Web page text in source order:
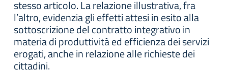
stesso articolo. La relazione illustrativa, fra
l’altro, evidenzia gli effetti attesi in esito alla
sottoscrizione del contratto integrativo in
materia di produttività ed efficienza dei servizi
erogati, anche in relazione alle richieste dei
cittadini.